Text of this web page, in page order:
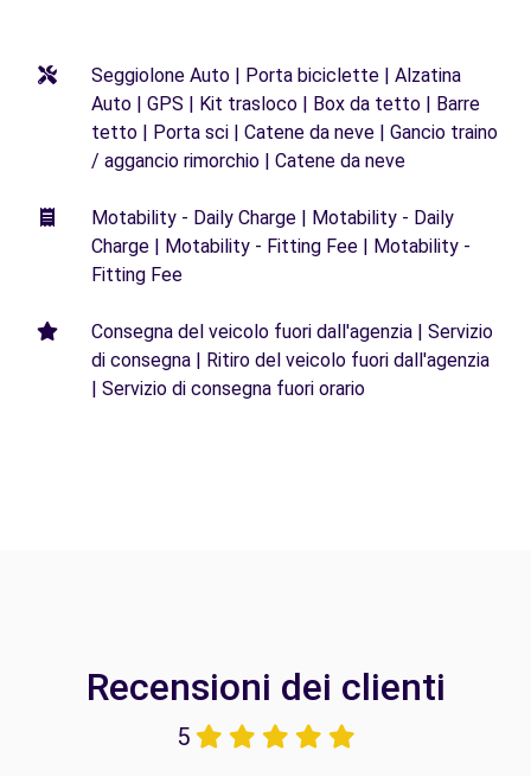
Seggiolone Auto | Porta biciclette | Alzatina
Auto | GPS | Kit trasloco | Box da tetto | Barre
tetto | Porta sci | Catene da neve | Gancio traino
/ aggancio rimorchio | Catene da neve
Motability - Daily Charge | Motability - Daily
Charge | Motability - Fitting Fee | Motability -
Fitting Fee
Consegna del veicolo fuori dall'agenzia | Servizio
di consegna | Ritiro del veicolo fuori dall'agenzia
| Servizio di consegna fuori orario
Recensioni dei clienti
5